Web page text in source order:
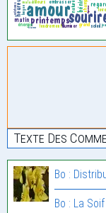
Texte Des
Bo :
Bo : La Soif